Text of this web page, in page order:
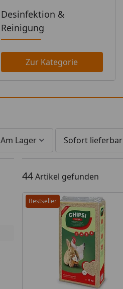
Desinfektion &
Reinigung
Zur Kategorie
Am Lager Sofort lieferbar
44Artikel gefunden
Bestseller